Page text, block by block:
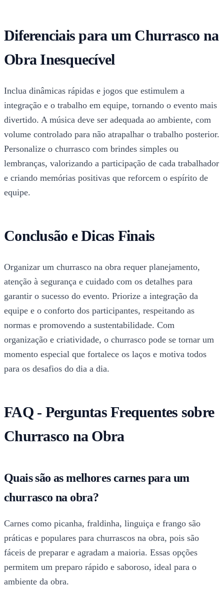
Diferenciais para um Churrasco na
Obra Inesquecível
Inclua dinâmicas rápidas e jogos que estimulem a
integração e o trabalho em equipe, tornando o evento mais
divertido. A música deve ser adequada ao ambiente, com
volume controlado para não atrapalhar o trabalho posterior.
Personalize o churrasco com brindes simples ou
lembranças, valorizando a participação de cada trabalhador
e criando memórias positivas que reforcem o espírito de
equipe.
Conclusão e Dicas Finais
Organizar um churrasco na obra requer planejamento,
atenção à segurança e cuidado com os detalhes para
garantir o sucesso do evento. Priorize a integração da
equipe e o conforto dos participantes, respeitando as
normas e promovendo a sustentabilidade. Com
organização e criatividade, o churrasco pode se tornar um
momento especial que fortalece os laços e motiva todos
para os desafios do dia a dia.
FAQ - Perguntas Frequentes sobre
Churrasco na Obra
Quais são as melhores carnes para um
churrasco na obra?
Carnes como picanha, fraldinha, linguiça e frango são
práticas e populares para churrascos na obra, pois são
fáceis de preparar e agradam a maioria. Essas opções
permitem um preparo rápido e saboroso, ideal para o
ambiente da obra.